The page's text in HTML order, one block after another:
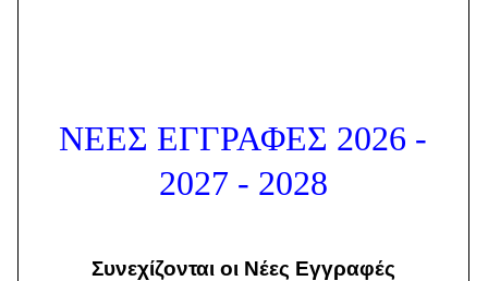
ΝΕΕΣ ΕΓΓΡΑΦΕΣ 2026 -
2027 - 2028
Συνεχίζονται οι Νέες Εγγραφές